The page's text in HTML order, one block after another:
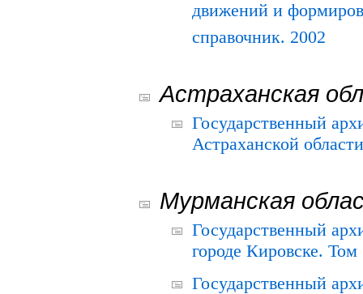
движений и
справочник. 2002
Астраханская
Государственный
Астраханской
Мурманская
Государственный
городе Кировске.
Государственный